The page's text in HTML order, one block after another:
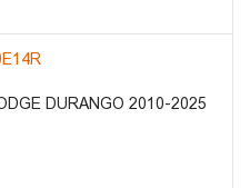
DURANGO 2010-2025